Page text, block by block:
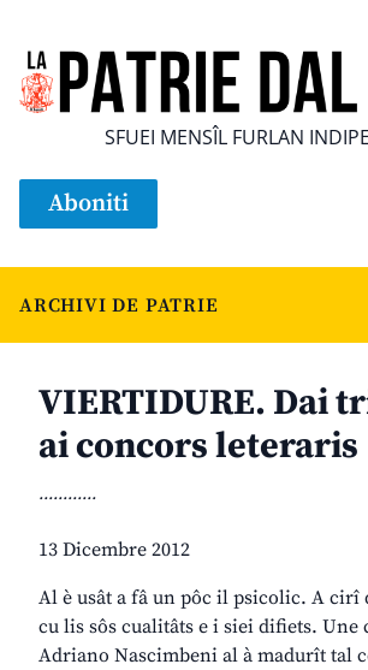
SFUEI MENSÎL FURLAN
Aboniti
ARCHIVI DE PATRIE
VIERTIDURE. Dai
ai concors leteraris
............
13 Dicembre 2012
Al è usât a fâ un pôc il psicolic. A cirî
cu lis sôs cualitâts e i siei difiets. Une
Adriano Nascimbeni al à madurît tal